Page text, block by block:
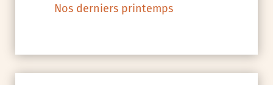
Nos derniers printemps